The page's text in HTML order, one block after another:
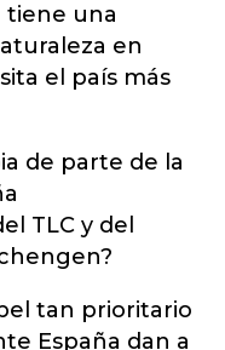
tiene una
en
el país más
de parte de la
TLC y del
tan prioritario
España dan a